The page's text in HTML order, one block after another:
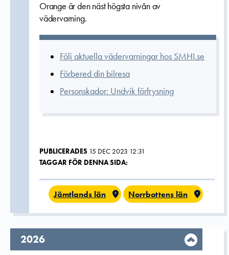
Orange är den näst högsta nivån av
vädervarning.
Följ aktuella vädervarningar hos SMHI.se
Förbered din bilresa
Personskador: Undvik förfrysning
PUBLICERADES 15 DEC 2023 12:31
TAGGAR FÖR DENNA SIDA:
Jämtlands län Norrbottens län
År,
2026